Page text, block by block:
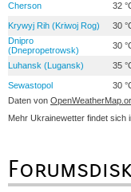
Cherson 32
Krywyj Rih (Kriwoj Rog) 30
Dnipro
(Dnepropetrowsk)
30
Luhansk (Lugansk) 35
Sewastopol 30
Daten von
Mehr Ukrainewetter findet sich